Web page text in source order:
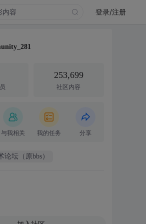
登录/注册
253,699
社区内容
与我相关 我的任务 分享
论坛（原bbs）